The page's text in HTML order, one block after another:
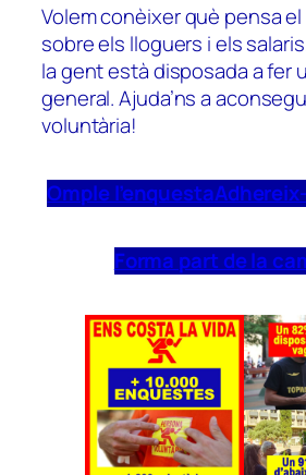
Volem conèixer què pensa
sobre els lloguers i els
la gent està disposada a fer
general. Ajuda’ns a
voluntària!
Omple l’enquesta
Forma part de la